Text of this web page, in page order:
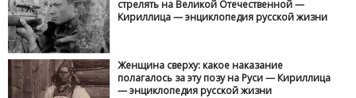
стрелять на Великой Отечественной —
Кириллица — энциклопедия русской жизни
Женщина сверху: какое наказание
полагалось за эту позу на Руси — Кириллица
— энциклопедия русской жизни